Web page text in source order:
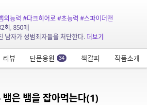
의능력 #다크히어로#초능력 #스파이더맨
회, 850매
남자가 성범죄자들을 처단한다. 더보기
리뷰 단문응원 34 책갈피 작품소개
은 뱀을 잡아먹는다(1)